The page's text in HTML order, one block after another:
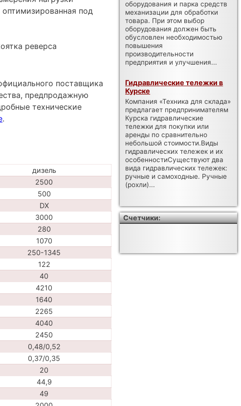
под
реверса
поставщика
предпродажную
технические
.
дизель
2500
500
DX
3000
280
1070
250-1345
122
40
4210
1640
2265
4040
2450
0,48/0,52
0,37/0,35
20
44,9
49
оборудования и парка средств
механизации для обработки
товара. При этом выбор
оборудования должен быть
обусловлен необходимостью
повышения
производительности
предприятия и улучшения...
Гидравлические тележки в
Курске
Компания «Техника для склада»
предлагает предпринимателям
Курска гидравлические
тележки для покупки или
аренды по сравнительно
небольшой стоимости.Виды
гидравлических тележек и их
особенностиСуществуют два
вида гидравлических тележек:
ручные и самоходные. Ручные
(рохли)...
Счетчики: